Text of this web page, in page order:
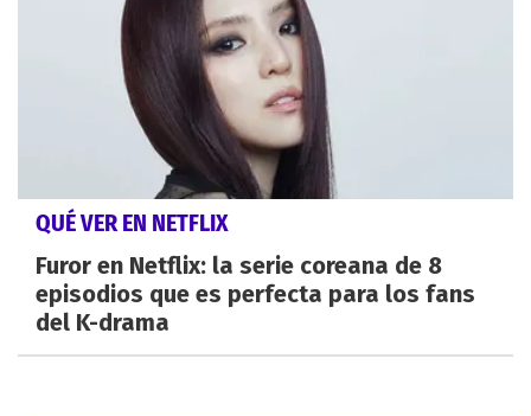
QUÉ VER EN NETFLIX
Furor en Netflix: la serie coreana de 8
episodios que es perfecta para los fans
del K-drama